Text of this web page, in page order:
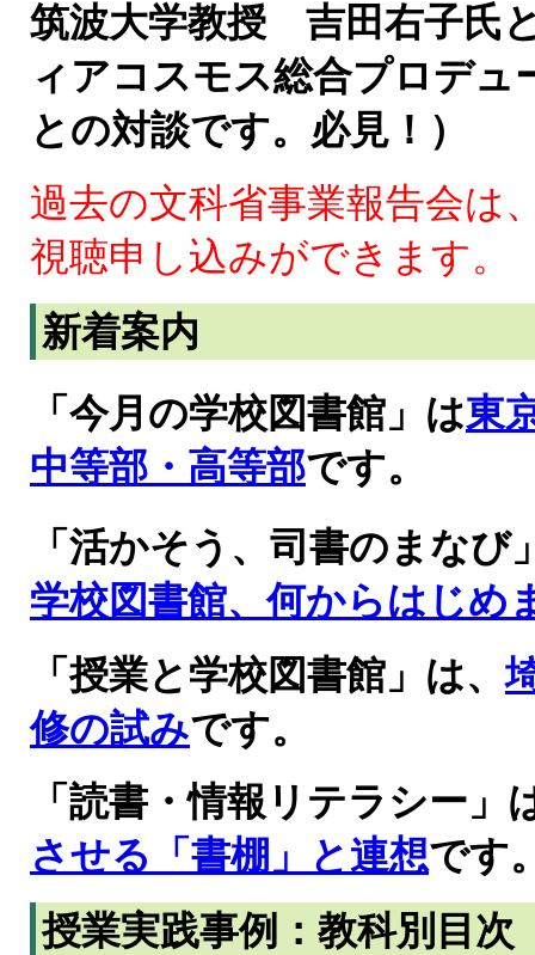
筑波大学教授 吉田右子氏
ィアコスモス総合プロデ
との対談です。必見！）
過去の文科省事業報告会は
視聴申し込みができます。
新着案内
「今月の学校図書館」は東
中等部・高等部です。
「活かそう、司書のまなび
学校図書館、何からはじめ
「授業と学校図書館」は、
修の試みです。
「読書・情報リテラシー」
させる「書棚」と連想です
授業実践事例：教科別目次